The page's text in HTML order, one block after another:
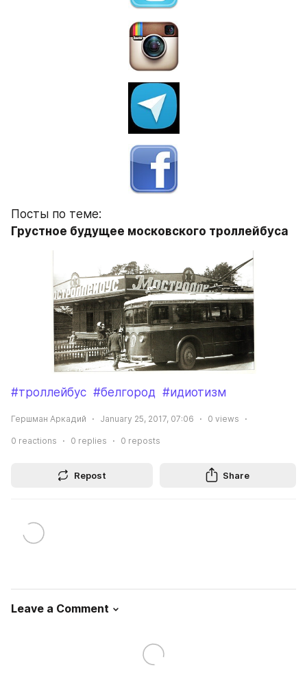
Посты по теме:
Грустное будущее московского троллейбуса
#троллейбус #белгород #идиотизм
Гершман Аркадий January 25, 2017, 07:06 0 views
0 reactions 0 replies 0 reposts
Repost Share
Leave a Comment